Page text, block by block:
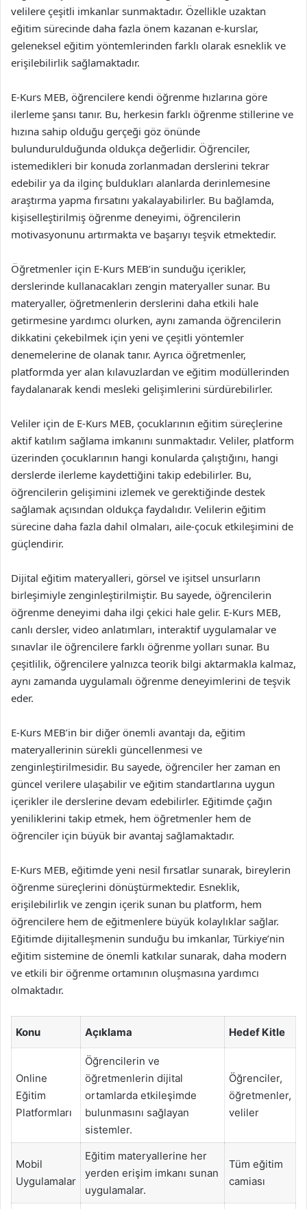
velilere çeşitli imkanlar sunmaktadır. Özellikle uzaktan
eğitim sürecinde daha fazla önem kazanan e-kurslar,
geleneksel eğitim yöntemlerinden farklı olarak esneklik ve
erişilebilirlik sağlamaktadır.
E-Kurs MEB, öğrencilere kendi öğrenme hızlarına göre
ilerleme şansı tanır. Bu, herkesin farklı öğrenme stillerine ve
hızına sahip olduğu gerçeği göz önünde
bulundurulduğunda oldukça değerlidir. Öğrenciler,
istemedikleri bir konuda zorlanmadan derslerini tekrar
edebilir ya da ilginç buldukları alanlarda derinlemesine
araştırma yapma fırsatını yakalayabilirler. Bu bağlamda,
kişiselleştirilmiş öğrenme deneyimi, öğrencilerin
motivasyonunu artırmakta ve başarıyı teşvik etmektedir.
Öğretmenler için E-Kurs MEB’in sunduğu içerikler,
derslerinde kullanacakları zengin materyaller sunar. Bu
materyaller, öğretmenlerin derslerini daha etkili hale
getirmesine yardımcı olurken, aynı zamanda öğrencilerin
dikkatini çekebilmek için yeni ve çeşitli yöntemler
denemelerine de olanak tanır. Ayrıca öğretmenler,
platformda yer alan kılavuzlardan ve eğitim modüllerinden
faydalanarak kendi mesleki gelişimlerini sürdürebilirler.
Veliler için de E-Kurs MEB, çocuklarının eğitim süreçlerine
aktif katılım sağlama imkanını sunmaktadır. Veliler, platform
üzerinden çocuklarının hangi konularda çalıştığını, hangi
derslerde ilerleme kaydettiğini takip edebilirler. Bu,
öğrencilerin gelişimini izlemek ve gerektiğinde destek
sağlamak açısından oldukça faydalıdır. Velilerin eğitim
sürecine daha fazla dahil olmaları, aile-çocuk etkileşimini de
güçlendirir.
Dijital eğitim materyalleri, görsel ve işitsel unsurların
birleşimiyle zenginleştirilmiştir. Bu sayede, öğrencilerin
öğrenme deneyimi daha ilgi çekici hale gelir. E-Kurs MEB,
canlı dersler, video anlatımları, interaktif uygulamalar ve
sınavlar ile öğrencilere farklı öğrenme yolları sunar. Bu
çeşitlilik, öğrencilere yalnızca teorik bilgi aktarmakla kalmaz,
aynı zamanda uygulamalı öğrenme deneyimlerini de teşvik
eder.
E-Kurs MEB’in bir diğer önemli avantajı da, eğitim
materyallerinin sürekli güncellenmesi ve
zenginleştirilmesidir. Bu sayede, öğrenciler her zaman en
güncel verilere ulaşabilir ve eğitim standartlarına uygun
içerikler ile derslerine devam edebilirler. Eğitimde çağın
yeniliklerini takip etmek, hem öğretmenler hem de
öğrenciler için büyük bir avantaj sağlamaktadır.
E-Kurs MEB, eğitimde yeni nesil fırsatlar sunarak, bireylerin
öğrenme süreçlerini dönüştürmektedir. Esneklik,
erişilebilirlik ve zengin içerik sunan bu platform, hem
öğrencilere hem de eğitmenlere büyük kolaylıklar sağlar.
Eğitimde dijitalleşmenin sunduğu bu imkanlar, Türkiye’nin
eğitim sistemine de önemli katkılar sunarak, daha modern
ve etkili bir öğrenme ortamının oluşmasına yardımcı
olmaktadır.
Konu Açıklama Hedef Kitle
Online
Eğitim
Platformları
Öğrencilerin ve
öğretmenlerin dijital
ortamlarda etkileşimde
bulunmasını sağlayan
sistemler.
Öğrenciler,
öğretmenler,
veliler
Mobil
Uygulamalar
Eğitim materyallerine her
yerden erişim imkanı sunan
uygulamalar.
Tüm eğitim
camiası